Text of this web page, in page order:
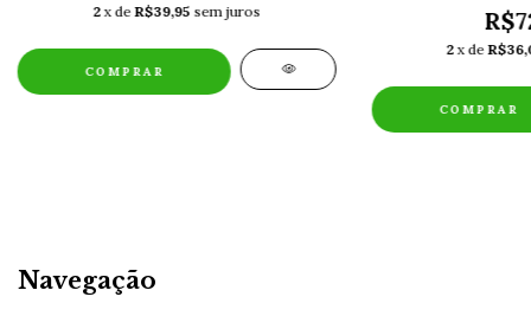
2 x deR$39,95 sem juros
COMPRAR
2 x de
COMPRAR
Navegação